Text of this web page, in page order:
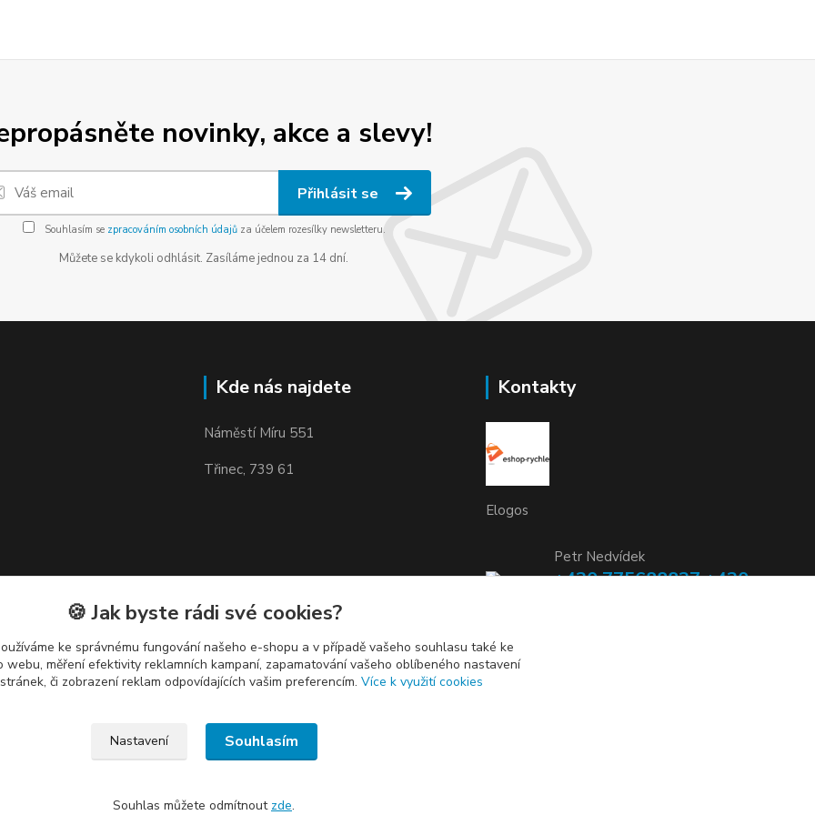
novinky, akce a slevy!
Přihlásit se
Souhlasím se zpracováním osobních údajůza účelem rozesílky newsletteru.
Můžete se kdykoli odhlásit. Zasíláme jednou za 14 dní.
Kde nás najdete
Náměstí Míru 551
Třinec, 739 61
Kontakty
Elogos
Petr Nedvídek
+420 775688827 +420
info@elogos.cz
🍪 Jak byste rádi své cookies?
ke správnému fungování našeho e-shopu a v případě vašeho souhlasu také ke
měření efektivity reklamních kampaní, zapamatování vašeho oblíbeného nastavení
či zobrazení reklam odpovídajících vašim preferencím. Více k využití cookies
Nastavení Souhlasím
Souhlas můžete odmítnout zde.